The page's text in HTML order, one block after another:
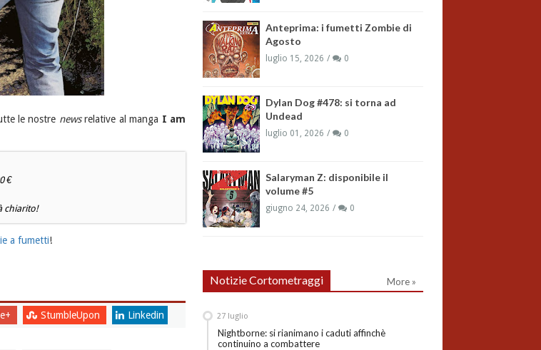
le nostre newsrelative al manga I am
€
chiarito!
a fumetti!
StumbleUpon Linkedin
Anteprima: i fumetti Zombie di
Agosto
luglio 15, 2026 0
Dylan Dog #478: si torna ad
Undead
luglio 01, 2026 0
Salaryman Z: disponibile il
volume #5
giugno 24, 2026 0
Notizie Cortometraggi More »
Nightborne: si rianimano i caduti affinchè
continuino a combattere
27 luglio